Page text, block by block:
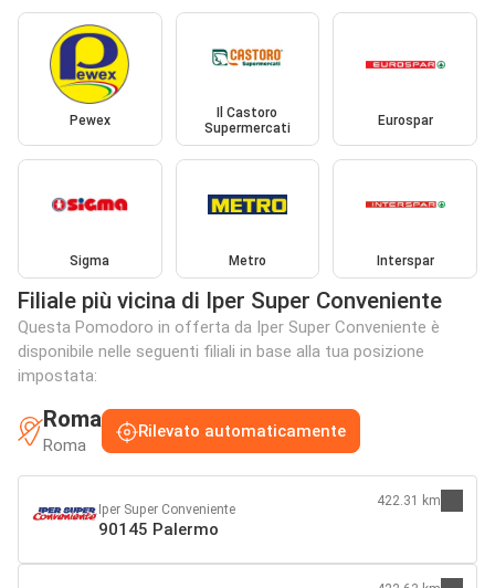
Pewex
Il Castoro
Supermercati
Eurospar
Sigma Metro Interspar
Filiale più vicina di Iper Super Conveniente
Questa Pomodoro in offerta da Iper Super Conveniente è
disponibile nelle seguenti filiali in base alla tua posizione
impostata:
Roma
Roma
Rilevato automaticamente
Iper Super Conveniente
90145 Palermo
422.31 km